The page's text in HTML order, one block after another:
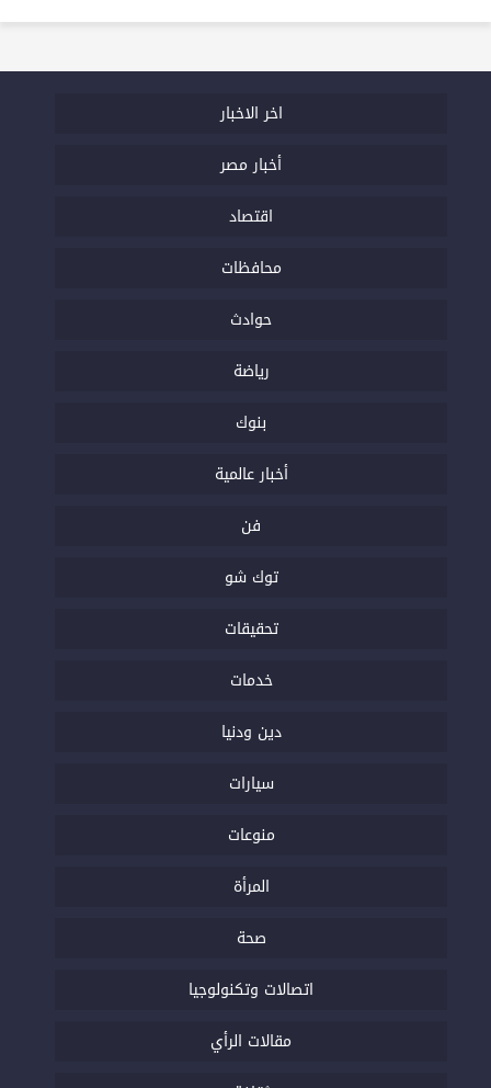
اخر الاخبار
أخبار مصر
اقتصاد
محافظات
حوادث
رياضة
بنوك
أخبار عالمية
فن
توك شو
تحقيقات
خدمات
دين ودنيا
سيارات
منوعات
المرأة
صحة
اتصالات وتكنولوجيا
مقالات الرأي